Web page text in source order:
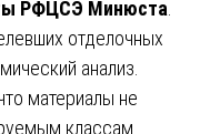
РФЦСЭ Минюста
отделочных
анализ.
материалы не
классам